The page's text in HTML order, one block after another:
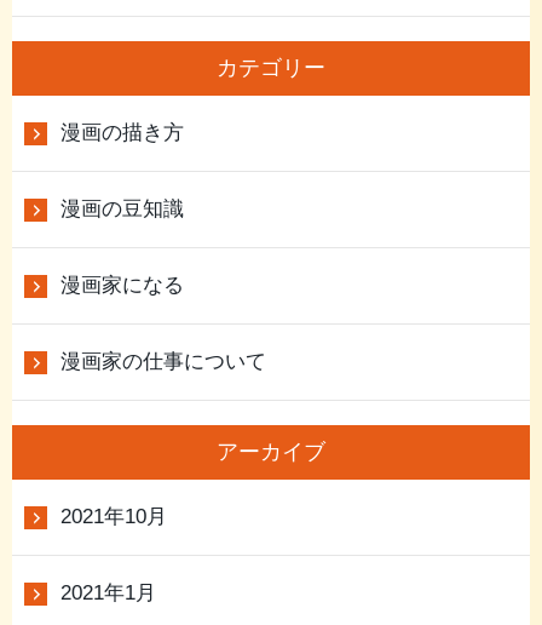
カテゴリー
漫画の描き方
漫画の豆知識
漫画家になる
漫画家の仕事について
アーカイブ
2021年10月
2021年1月